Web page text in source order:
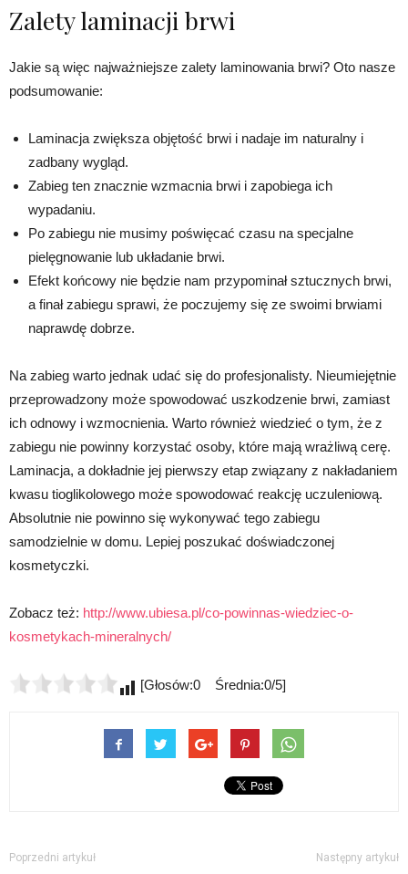
Zalety laminacji brwi
Jakie są więc najważniejsze zalety laminowania brwi? Oto nasze
podsumowanie:
Laminacja zwiększa objętość brwi i nadaje im naturalny i
zadbany wygląd.
Zabieg ten znacznie wzmacnia brwi i zapobiega ich
wypadaniu.
Po zabiegu nie musimy poświęcać czasu na specjalne
pielęgnowanie lub układanie brwi.
Efekt końcowy nie będzie nam przypominał sztucznych brwi,
a finał zabiegu sprawi, że poczujemy się ze swoimi brwiami
naprawdę dobrze.
Na zabieg warto jednak udać się do profesjonalisty. Nieumiejętnie
przeprowadzony może spowodować uszkodzenie brwi, zamiast
ich odnowy i wzmocnienia. Warto również wiedzieć o tym, że z
zabiegu nie powinny korzystać osoby, które mają wrażliwą cerę.
Laminacja, a dokładnie jej pierwszy etap związany z nakładaniem
kwasu tioglikolowego może spowodować reakcję uczuleniową.
Absolutnie nie powinno się wykonywać tego zabiegu
samodzielnie w domu. Lepiej poszukać doświadczonej
kosmetyczki.
Zobacz też: http://www.ubiesa.pl/co-powinnas-wiedziec-o-
kosmetykach-mineralnych/
[Głosów:0 Średnia:0/5]
Poprzedni artykuł Następny artykuł